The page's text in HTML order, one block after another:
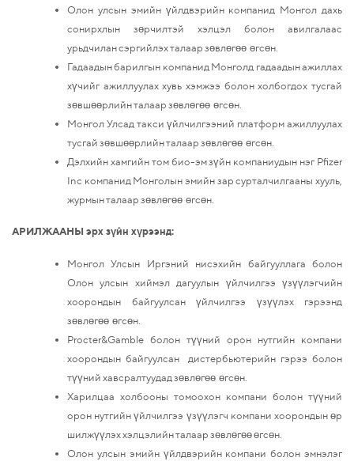
Олон улсын эмийн үйлдвэрийн компанид Монгол дахь
сонирхлын зөрчилтэй хэлцэл болон авилгалаас
урьдчилан сэргийлэх талаар зөвлөгөө өгсөн.
Гадаадын барилгын компанид Монголд гадаадын ажиллах
хүчийг ажиллуулах хувь хэмжээ болон холбогдох тусгай
зөвшөөрлийн талаар зөвлөгөө өгсөн.
Монгол Улсад такси үйлчилгээний платформ ажиллуулах
тусгай зөвшөөрлийн талаар зөвлөгөө өгсөн.
Дэлхийн хамгийн том био-эм зүйн компаниудын нэг Pfizer
Inc компанид Монголын эмийн зар сурталчилгааны хууль,
журмын талаар зөвлөгөө өгсөн.
АРИЛЖААНЫ эрх зүйн хүрээнд:
Монгол Улсын Иргэний нисэхийн байгууллага болон
Олон улсын хиймэл дагуулын үйлчилгээ үзүүлэгчийн
хоорондын байгуулсан үйлчилгээ үзүүлэх гэрээнд
зөвлөгөө өгсөн.
Procter&Gamble болон түүний орон нутгийн компани
хоорондын байгуулсан дистербьютерийн гэрээ болон
түүний хавсралтуудад зөвлөгөө өгсөн.
Харилцаа холбооны томоохон компани болон түүний
орон нутгийн үйлчилгээ үзүүлэгч компани хоорондын өр
шилжүүлэх хэлцэлийн талаар зөвлөгөө өгсөн.
Олон улсын эмийн үйлдвэрийн компани болон эмнэлэг